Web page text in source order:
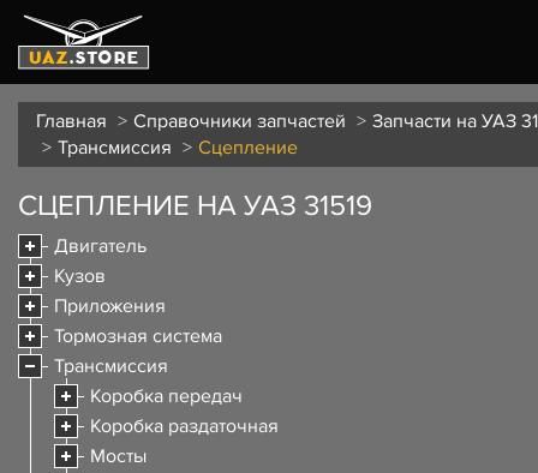
Главная Справочники запчастей
Запчасти на УАЗ
Трансмиссия
Сцепление
СЦЕПЛЕНИЕ НА УАЗ 31519
Двигатель
Кузов
Приложения
Тормозная система
Трансмиссия
Коробка передач
Коробка раздаточная
Мосты